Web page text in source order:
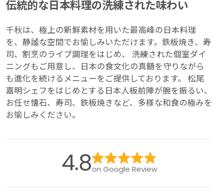
伝統的な日本料理の洗練された味わい
千秋は、極上の新鮮素材を用いた最高峰の日本料理
を、静謐な空間でお愉しみいただけます。鉄板焼き、寿
司、割烹のライブ調理をはじめ、 洗練された個室ダイ
ニングもご用意し、日本の食文化の真髄を守りながら
も進化を続けるメニューをご提供しております。 松尾
嘉明シェフをはじめとする日本人板前陣が腕を振るい、
お任せ懐石、寿司、鉄板焼きなど、多様な和食の極みを
お愉しみください。
4.8on Google Review